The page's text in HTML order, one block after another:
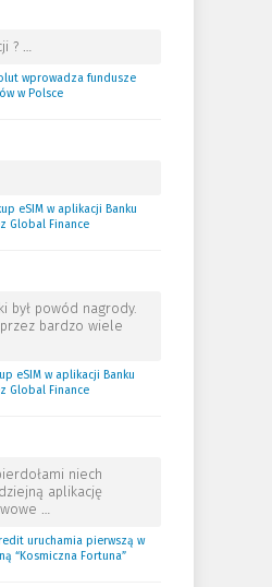
? …
wprowadza fundusze
w Polsce
eSIM w aplikacji Banku
Global Finance
był powód nagrody.
bardzo wiele
eSIM w aplikacji Banku
Global Finance
niech
aplikację
…
uruchamia pierwszą w
“Kosmiczna Fortuna”